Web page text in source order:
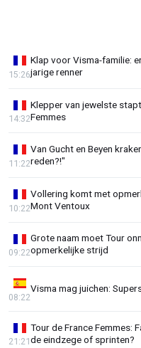
Klap voor Visma-familie:
jarige renner
15:26
Klepper van jewelste
Femmes
14:32
Van Gucht en Beyen
reden?!"
11:22
Vollering komt met
Mont Ventoux
10:22
Grote naam moet Tour
opmerkelijke strijd
09:22
Visma mag juichen:
08:22
Tour de France Femmes:
de eindzege of sprinten?
21:21